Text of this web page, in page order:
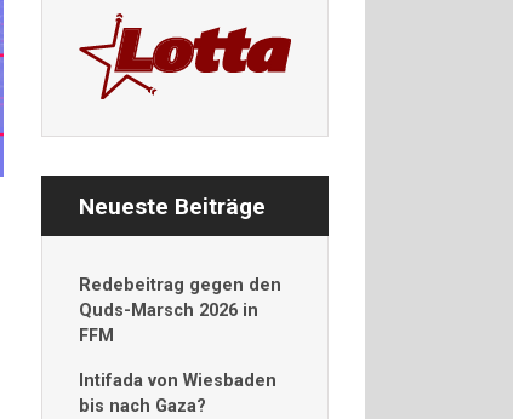
Neueste Beiträge
Redebeitrag gegen den
Quds-Marsch 2026 in
FFM
Intifada von Wiesbaden
bis nach Gaza?